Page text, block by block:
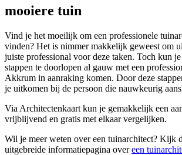
mooiere tuin
Vind je het moeilijk om een professionele
vinden? Het is nimmer makkelijk geweest om
juiste professional voor deze taken. Toch kun
stappen te doorlopen al gauw met een
Akkrum in aanraking komen. Door deze
je uitkomen bij de persoon die nauwkeurig
Via Architectenkaart kun je gemakkelijk een
vrijblijvend en gratis met elkaar vergelijken.
Wil je meer weten over een tuinarchitect? Kijk
uitgebreide informatiepagina overeen